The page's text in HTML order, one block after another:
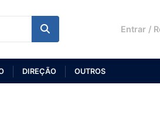
Entrar /
DIREÇÃO OUTROS